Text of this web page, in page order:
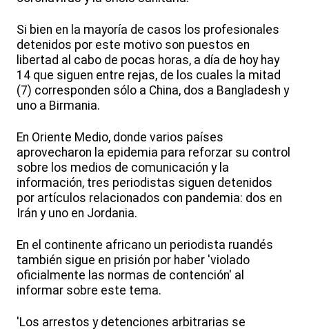
Si bien en la mayoría de casos los profesionales
detenidos por este motivo son puestos en
libertad al cabo de pocas horas, a día de hoy hay
14 que siguen entre rejas, de los cuales la mitad
(7) corresponden sólo a China, dos a Bangladesh y
uno a Birmania.
En Oriente Medio, donde varios países
aprovecharon la epidemia para reforzar su control
sobre los medios de comunicación y la
información, tres periodistas siguen detenidos
por artículos relacionados con pandemia: dos en
Irán y uno en Jordania.
En el continente africano un periodista ruandés
también sigue en prisión por haber 'violado
oficialmente las normas de contención' al
informar sobre este tema.
'Los arrestos y detenciones arbitrarias se